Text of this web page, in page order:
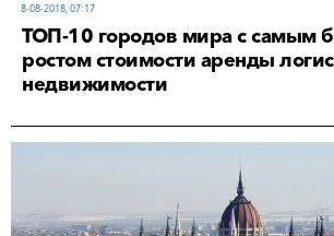
8-08-2018, 07:17
ТОП-10 городов мира с самым
ростом стоимости аренды
недвижимости